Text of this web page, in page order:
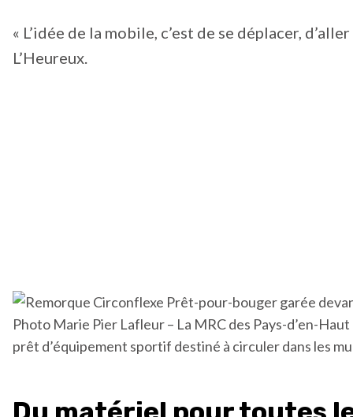
« L’idée de la mobile, c’est de se déplacer,
L’Heureux.
Photo Marie Pier Lafleur – La MRC des Pays-d’en-
prêt d’équipement sportif destiné à circuler dans les